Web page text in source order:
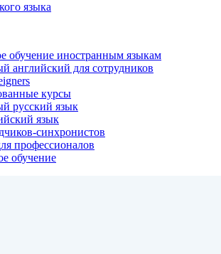
языка
обучение иностранным языкам
английский для сотрудников
курсы
русский язык
язык
синхронистов
профессионалов
обучение